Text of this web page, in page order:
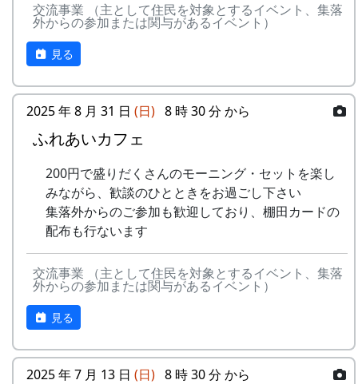
交流事業 （主として住民を対象とするイベント、集落
外からの参加または関与があるイベント）
見る
2025 年 8 月 31 日 (日) 8 時 30 分 から
ふれあいカフェ
200円で盛りだくさんのモーニング・セットを楽し
みながら、歓談のひとときをお過ごし下さい
集落外からのご参加も歓迎しており、棚田カードの
配布も行ないます
交流事業 （主として住民を対象とするイベント、集落
外からの参加または関与があるイベント）
見る
2025 年 7 月 13 日 (日) 8 時 30 分 から